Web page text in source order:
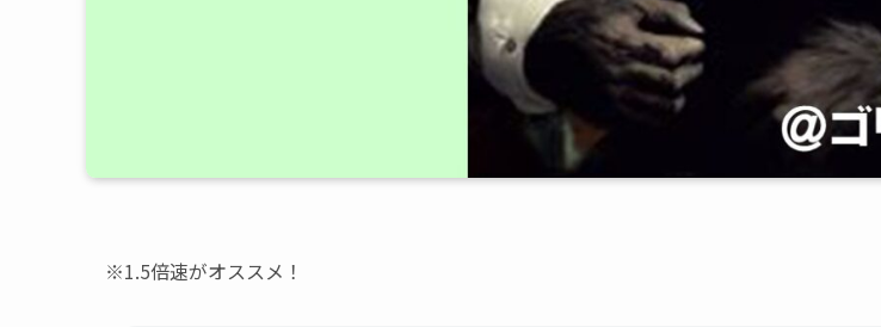
※1.5倍速がオススメ！